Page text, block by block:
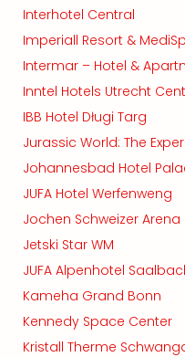
Interhotel Central
Imperiall Resort &
Intermar – Hotel &
Inntel Hotels Utrecht
IBB Hotel Długi Targ
Jurassic World: The
Johannesbad Hotel
JUFA Hotel Werfenweng
Jochen Schweizer Arena
Jetski Star WM
JUFA Alpenhotel
Kameha Grand Bonn
Kennedy Space Center
Kristall Therme